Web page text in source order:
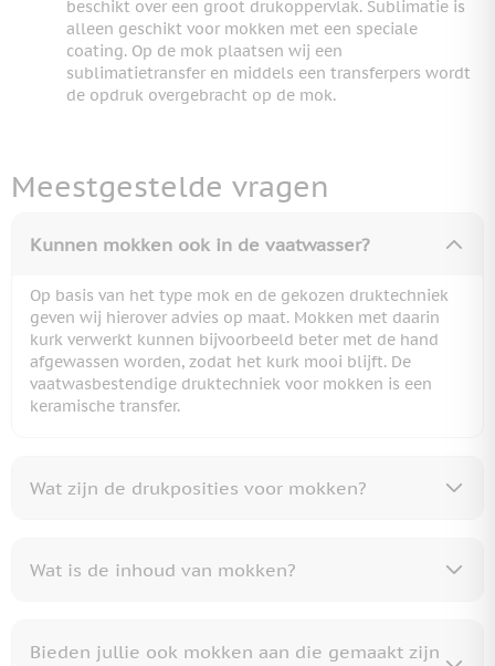
beschikt over een groot drukoppervlak. Sublimatie is
alleen geschikt voor mokken met een speciale
coating. Op de mok plaatsen wij een
sublimatietransfer en middels een transferpers wordt
de opdruk overgebracht op de mok.
Meestgestelde vragen
Kunnen mokken ook in de vaatwasser?
Op basis van het type mok en de gekozen druktechniek
geven wij hierover advies op maat. Mokken met daarin
kurk verwerkt kunnen bijvoorbeeld beter met de hand
afgewassen worden, zodat het kurk mooi blijft. De
vaatwasbestendige druktechniek voor mokken is een
keramische transfer.
Wat zijn de drukposities voor mokken?
Wat is de inhoud van mokken?
Bieden jullie ook mokken aan die gemaakt zijn